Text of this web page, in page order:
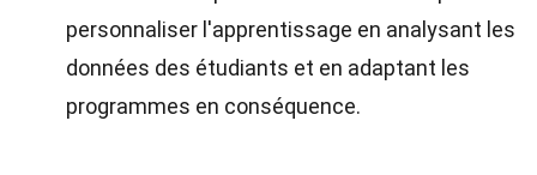
personnaliser l'apprentissage en analysant les
données des étudiants et en adaptant les
programmes en conséquence.